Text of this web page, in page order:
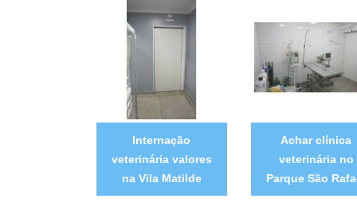
Internação
veterinária valores
na Vila Matilde
Achar clínica
veterinária no
Parque São